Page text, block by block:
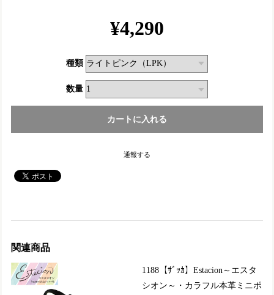
¥4,290
種類
数量
通報する
関連商品
1188【ｻﾞｯｶ】Estacion～エスタ
シオン～・カラフル本革ミニポ